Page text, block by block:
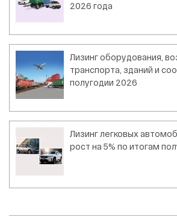
2026 года
Лизинг оборудования,
транспорта, зданий и
полугодии 2026
Лизинг легковых
рост на 5% по итогам